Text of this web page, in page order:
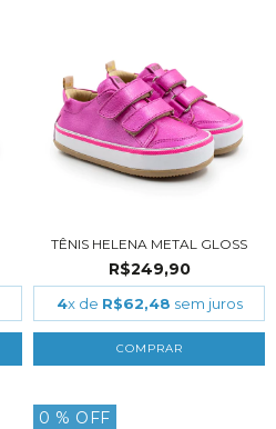
TÊNIS HELENA METAL GLOSS
R$249,90
4x de R$62,48 sem juros
COMPRAR
0 % OFF